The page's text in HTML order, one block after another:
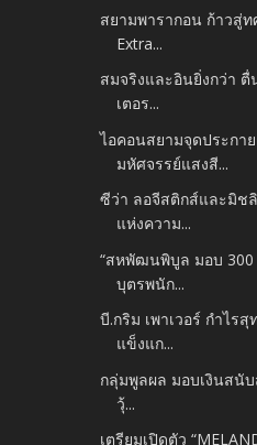
สยามพารากอน ก้าวสู่ท
Extra...
สมจริงและอินยิ่งกว่า
เตอร...
ไอคอนสยามจุดประกา
มหัศจรรย์แสงสี...
ซีว่า ลอจีสติกส์และมิช
แห่งความ...
“สหพัฒนพิบูล มอบ
บุตรพนัก...
บี.กริม เพาเวอร์ กำไร
แข็งแก...
กลุ่มพูลผล มอบเงินสนั
วุ้...
เตรียมเปิดตัว